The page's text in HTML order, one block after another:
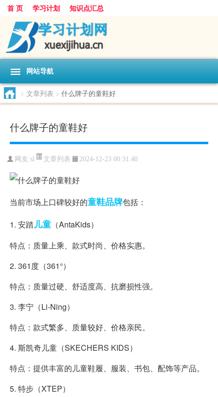
首 页 学习计划 知识点汇总
网站导航
> 文章列表 > 什么牌子的童鞋好
什么牌子的童鞋好
网友:sl 文章列表 2024-12-23 00:31:40
当前市场上口碑较好的童鞋品牌包括：
1. 安踏儿童 （AntaKids）
特点：质量上乘、款式时尚、价格实惠。
2. 361度（361°）
特点：质量过硬、舒适度高、抗磨损性强。
3. 李宁（Li-Ning）
特点：款式繁多、质量较好、价格亲民。
4. 斯凯奇儿童（SKECHERS KIDS）
特点：提供丰富的儿童鞋履、服装、书包、配饰等产品。
5. 特步（XTEP）